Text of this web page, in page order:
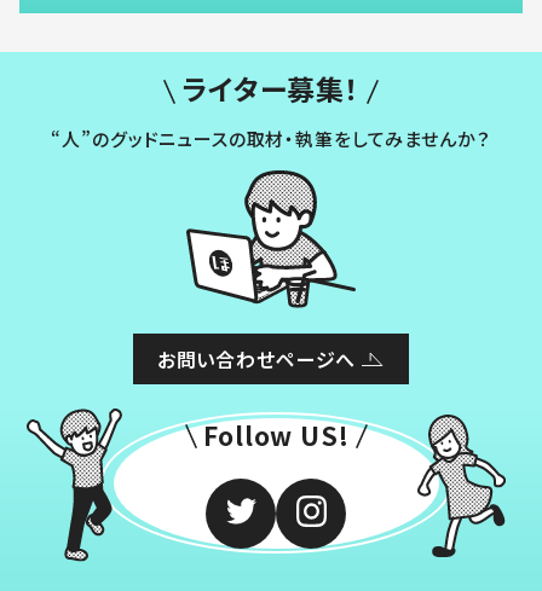
ライター募集！
“人”のグッドニュースの取材・執筆をしてみませんか？
お問い合わせページへ
Follow US!